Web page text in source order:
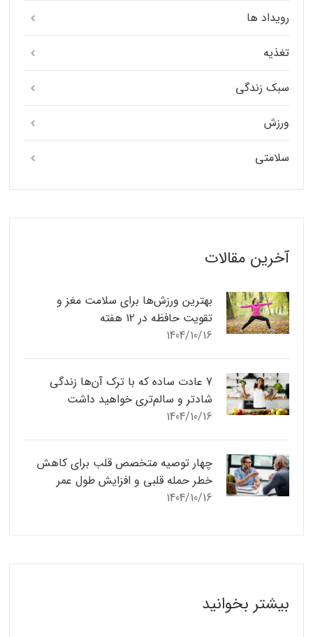
رویداد ها
تغذیه
سبک زندگی
ورزش
سلامتی
آخرین مقالات
بهترین ورزش‌ها برای سلامت مغز و
تقویت حافظه در ۱۲ هفته
1404/10/16
7 عادت ساده که با ترک آن‌ها زندگی
شادتر و سالم‌تری خواهید داشت
1404/10/16
چهار توصیه متخصص قلب برای کاهش
خطر حمله قلبی و افزایش طول عمر
1404/10/16
بیشتر بخوانید